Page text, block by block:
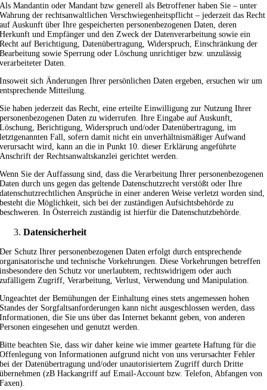
Als Mandantin oder Mandant bzw generell als Betroffener haben Sie – unter
Wahrung der rechtsanwaltlichen Verschwiegenheitspflicht – jederzeit das Recht
auf Auskunft über Ihre gespeicherten personenbezogenen Daten, deren
Herkunft und Empfänger und den Zweck der Datenverarbeitung sowie ein
Recht auf Berichtigung, Datenübertragung, Widerspruch, Einschränkung der
Bearbeitung sowie Sperrung oder Löschung unrichtiger bzw. unzulässig
verarbeiteter Daten.
Insoweit sich Änderungen Ihrer persönlichen Daten ergeben, ersuchen wir um
entsprechende Mitteilung.
Sie haben jederzeit das Recht, eine erteilte Einwilligung zur Nutzung Ihrer
personenbezogenen Daten zu widerrufen. Ihre Eingabe auf Auskunft,
Löschung, Berichtigung, Widerspruch und/oder Datenübertragung, im
letztgenannten Fall, sofern damit nicht ein unverhältnismäßiger Aufwand
verursacht wird, kann an die in Punkt 10. dieser Erklärung angeführte
Anschrift der Rechtsanwaltskanzlei gerichtet werden.
Wenn Sie der Auffassung sind, dass die Verarbeitung Ihrer personenbezogenen
Daten durch uns gegen das geltende Datenschutzrecht verstößt oder Ihre
datenschutzrechtlichen Ansprüche in einer anderen Weise verletzt worden sind,
besteht die Möglichkeit, sich bei der zuständigen Aufsichtsbehörde zu
beschweren. In Österreich zuständig ist hierfür die Datenschutzbehörde.
Datensicherheit
Der Schutz Ihrer personenbezogenen Daten erfolgt durch entsprechende
organisatorische und technische Vorkehrungen. Diese Vorkehrungen betreffen
insbesondere den Schutz vor unerlaubtem, rechtswidrigem oder auch
zufälligem Zugriff, Verarbeitung, Verlust, Verwendung und Manipulation.
Ungeachtet der Bemühungen der Einhaltung eines stets angemessen hohen
Standes der Sorgfaltsanforderungen kann nicht ausgeschlossen werden, dass
Informationen, die Sie uns über das Internet bekannt geben, von anderen
Personen eingesehen und genutzt werden.
Bitte beachten Sie, dass wir daher keine wie immer geartete Haftung für die
Offenlegung von Informationen aufgrund nicht von uns verursachter Fehler
bei der Datenübertragung und/oder unautorisiertem Zugriff durch Dritte
übernehmen (zB Hackangriff auf Email-Account bzw. Telefon, Abfangen von
Faxen).